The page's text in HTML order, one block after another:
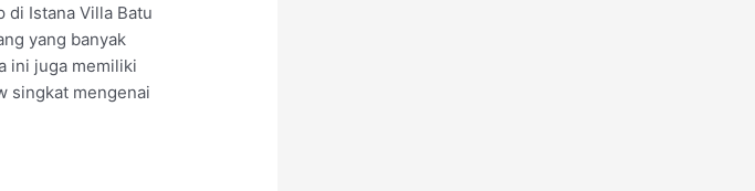
di Istana Villa Batu
yang banyak
ini juga memiliki
singkat mengenai